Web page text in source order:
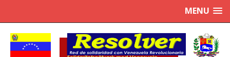
MENU